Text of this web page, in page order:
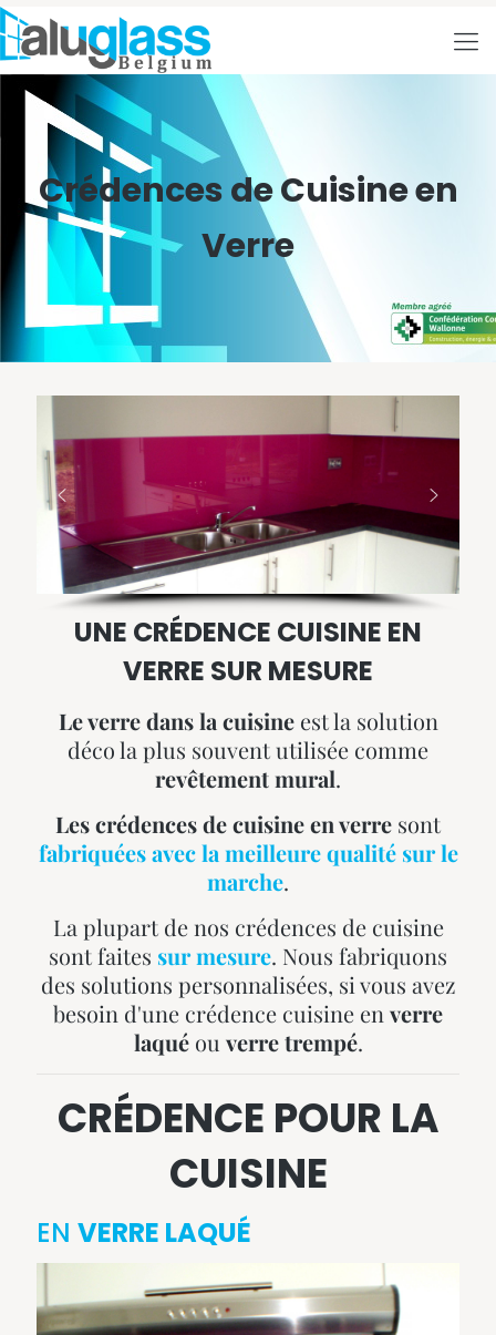
Crédences de Cuisine en
Verre
UNE CRÉDENCE CUISINE EN
VERRE SUR MESURE
Le verre dans la cuisineest la solution
déco la plus souvent utilisée comme
revêtement mural.
Les crédences de cuisine en verre sont
fabriquées avec la meilleure qualité sur le
marche.
La plupart de nos crédences de cuisine
sont faites sur mesure. Nous fabriquons
des solutions personnalisées, si vous avez
besoin d'une crédence cuisine en verre
laquéou verre trempé.
CRÉDENCE POUR LA
CUISINE
EN VERRE LAQUÉ